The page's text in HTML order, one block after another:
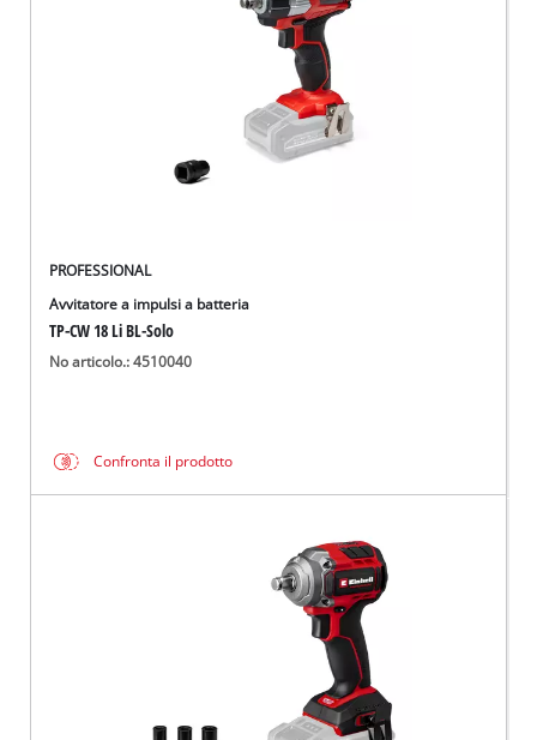
PROFESSIONAL
Avvitatore a impulsi a batteria
TP-CW 18 Li BL-Solo
No articolo.: 4510040
Confronta il prodotto